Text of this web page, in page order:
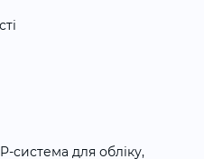
система для обліку,